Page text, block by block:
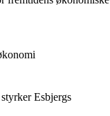
Esbjergs